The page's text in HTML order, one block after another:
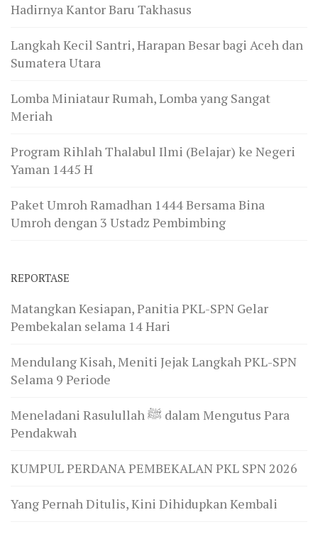
Hadirnya Kantor Baru Takhasus
Langkah Kecil Santri, Harapan Besar bagi Aceh dan
Sumatera Utara
Lomba Miniataur Rumah, Lomba yang Sangat
Meriah
Program Rihlah Thalabul Ilmi (Belajar) ke Negeri
Yaman 1445 H
Paket Umroh Ramadhan 1444 Bersama Bina
Umroh dengan 3 Ustadz Pembimbing
REPORTASE
Matangkan Kesiapan, Panitia PKL-SPN Gelar
Pembekalan selama 14 Hari
Mendulang Kisah, Meniti Jejak Langkah PKL-SPN
Selama 9 Periode
Meneladani Rasulullah ﷺ dalam Mengutus Para
Pendakwah
KUMPUL PERDANA PEMBEKALAN PKL SPN 2026
Yang Pernah Ditulis, Kini Dihidupkan Kembali